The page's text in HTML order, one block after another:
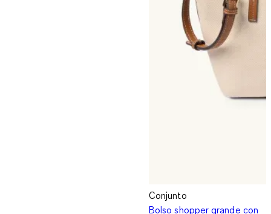
Conjunto
Bolso shopper grande con